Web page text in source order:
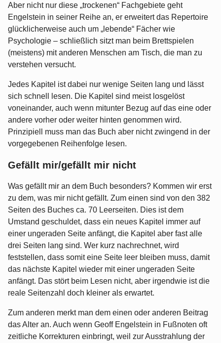
Aber nicht nur diese „trockenen“ Fachgebiete geht
Engelstein in seiner Reihe an, er erweitert das Repertoire
glücklicherweise auch um „lebende“ Fächer wie
Psychologie – schließlich sitzt man beim Brettspielen
(meistens) mit anderen Menschen am Tisch, die man zu
verstehen versucht.
Jedes Kapitel ist dabei nur wenige Seiten lang und lässt
sich schnell lesen. Die Kapitel sind meist losgelöst
voneinander, auch wenn mitunter Bezug auf das eine oder
andere vorher oder weiter hinten genommen wird.
Prinzipiell muss man das Buch aber nicht zwingend in der
vorgegebenen Reihenfolge lesen.
Gefällt mir/gefällt mir nicht
Was gefällt mir an dem Buch besonders? Kommen wir erst
zu dem, was mir nicht gefällt. Zum einen sind von den 382
Seiten des Buches ca. 70 Leerseiten. Dies ist dem
Umstand geschuldet, dass ein neues Kapitel immer auf
einer ungeraden Seite anfängt, die Kapitel aber fast alle
drei Seiten lang sind. Wer kurz nachrechnet, wird
feststellen, dass somit eine Seite leer bleiben muss, damit
das nächste Kapitel wieder mit einer ungeraden Seite
anfängt. Das stört beim Lesen nicht, aber irgendwie ist die
reale Seitenzahl doch kleiner als erwartet.
Zum anderen merkt man dem einen oder anderen Beitrag
das Alter an. Auch wenn Geoff Engelstein in Fußnoten oft
zeitliche Korrekturen einbringt, weil zur Ausstrahlung der